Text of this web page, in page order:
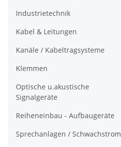
Industrietechnik
Kabel & Leitungen
Kanäle / Kabeltragsysteme
Klemmen
Optische u.akustische
Signalgeräte
Reiheneinbau - Aufbaugeräte
Sprechanlagen / Schwachstrom